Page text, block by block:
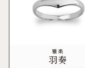
雅楽
羽奏